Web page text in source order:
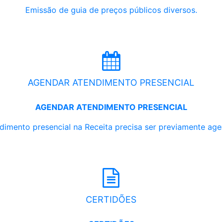
Emissão de guia de preços públicos diversos.
AGENDAR ATENDIMENTO PRESENCIAL
AGENDAR ATENDIMENTO PRESENCIAL
presencial na Receita precisa ser previamente
CERTIDÕES